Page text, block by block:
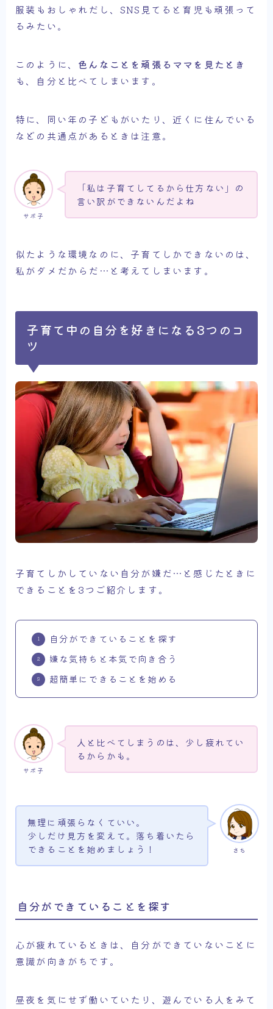
服装もおしゃれだし、SNS見てると育児も頑張って
るみたい。
このように、 色んなことを頑張るママを見たとき
も、自分と比べてしまいます。
特に、同い年の子どもがいたり、近くに住んでいる
などの共通点があるときは注意。
サボ子
「私は子育てしてるから仕方ない」の
言い訳ができないんだよね
似たような環境なのに、子育てしかできないのは、
私がダメだからだ…と考えてしまいます。
子育て中の自分を好きになる3つのコ
ツ
子育てしかしていない自分が嫌だ…と感じたときに
できることを3つご紹介します。
自分ができていることを探す
嫌な気持ちと本気で向き合う
超簡単にできることを始める
サボ子
人と比べてしまうのは、少し疲れてい
るからかも。
さち
無理に頑張らなくていい。
少しだけ見方を変えて。落ち着いたら
できることを始めましょう！
自分ができていることを探す
心が疲れているときは、自分ができていないことに
意識が向きがちです。
昼夜を気にせず働いていたり、遊んでいる人をみて